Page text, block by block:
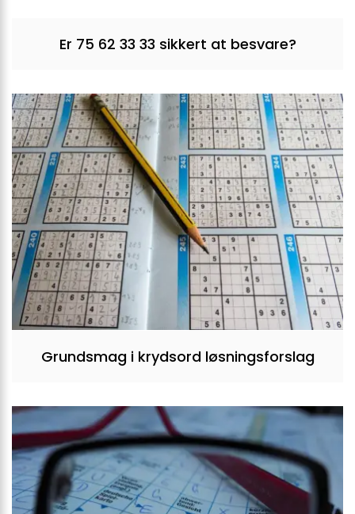
Er 75 62 33 33 sikkert at besvare?
Grundsmag i krydsord løsningsforslag